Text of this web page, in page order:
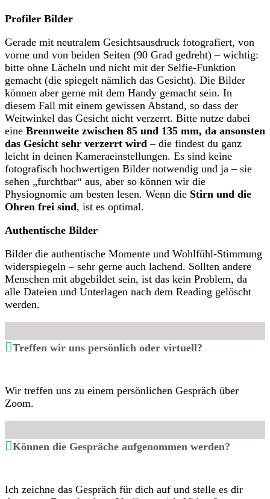
Profiler Bilder
Gerade mit neutralem Gesichtsausdruck fotografiert, von
vorne und von beiden Seiten (90 Grad gedreht) – wichtig:
bitte ohne Lächeln und nicht mit der Selfie-Funktion
gemacht (die spiegelt nämlich das Gesicht). Die Bilder
können aber gerne mit dem Handy gemacht sein. In
diesem Fall mit einem gewissen Abstand, so dass der
Weitwinkel das Gesicht nicht verzerrt. Bitte nutze dabei
eine Brennweite zwischen 85 und 135 mm, da ansonsten
das Gesicht sehr verzerrt wird – die findest du ganz
leicht in deinen Kameraeinstellungen. Es sind keine
fotografisch hochwertigen Bilder notwendig und ja – sie
sehen „furchtbar“ aus, aber so können wir die
Physiognomie am besten lesen. Wenn die Stirn und die
Ohren frei sind, ist es optimal.
Authentische Bilder
Bilder die authentische Momente und Wohlfühl-Stimmung
widerspiegeln – sehr gerne auch lachend. Sollten andere
Menschen mit abgebildet sein, ist das kein Problem, da
alle Dateien und Unterlagen nach dem Reading gelöscht
werden.
Treffen wir uns persönlich oder virtuell?
Wir treffen uns zu einem persönlichen Gespräch über
Zoom.
Können die Gespräche aufgenommen werden?
Ich zeichne das Gespräch für dich auf und stelle es dir